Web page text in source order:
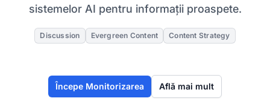
sistemelor AI pentru informații proaspete.
Discussion Evergreen Content Content Strategy
Începe Monitorizarea Află mai mult